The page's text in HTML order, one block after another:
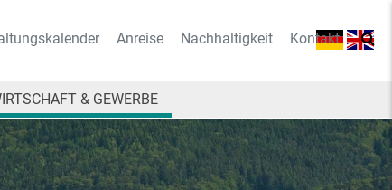
Anreise Nachhaltigkeit Kontakt
& GEWERBE